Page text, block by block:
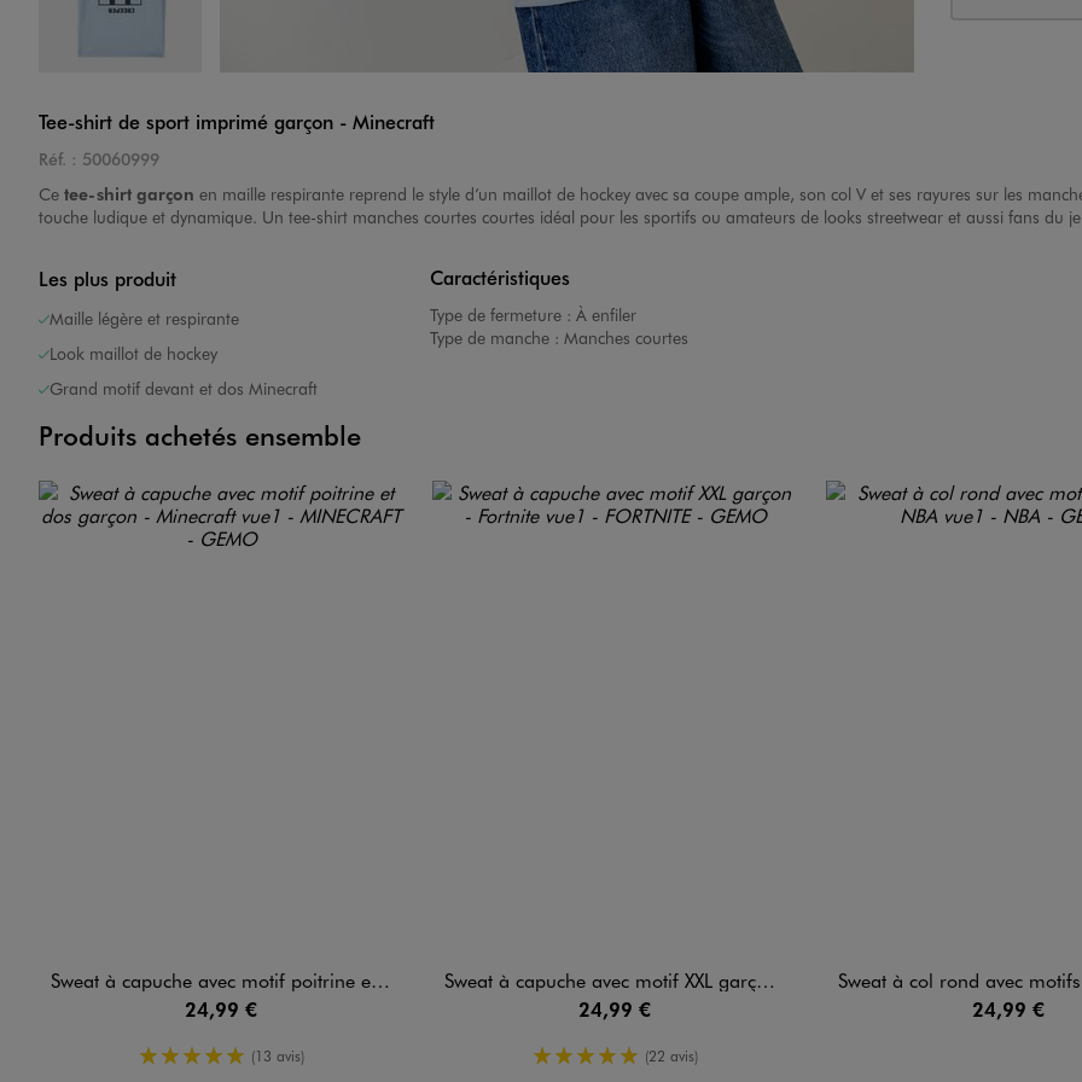
Tee-shirt de sport imprimé garçon - Minecraft
Réf. : 50060999
Ce tee-shirt garçon en maille respirante reprend le style d’un maillot de hockey avec sa coupe ample, son col V et ses rayures sur les
touche ludique et dynamique. Un tee-shirt manches courtes courtes idéal pour les sportifs ou amateurs de looks streetwear et aussi fans du
Les plus produit
Maille légère et respirante
Look maillot de hockey
Grand motif devant et dos Minecraft
Caractéristiques
Type de fermeture : À enfiler
Type de manche : Manches courtes
Produits achetés ensemble
Sweat à capuche avec motif poitrine et dos garçon - Minecraft
24,99 €
5/5 de moyenne
(13 avis)
Sweat à capuche avec motif XXL garçon - Fortnite
24,99 €
5/5 de moyenne
(22 avis)
Sweat à col rond avec motifs
24,99 €